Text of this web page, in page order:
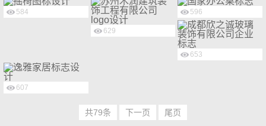
596
584
629
653
607
共79条 下一页 尾页